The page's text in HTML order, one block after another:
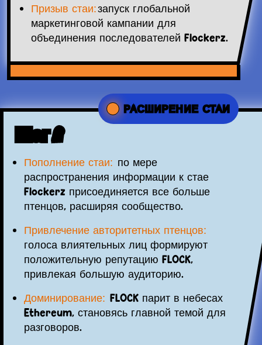
Призыв стаи:запуск глобальной
маркетинговой кампании для
объединения последователей Flockerz.
РАСШИРЕНИЕ СТАИ
Шаг 2
Пополнение стаи: по мере
распространения информации к стае
Flockerz присоединяется все больше
птенцов, расширяя сообщество.
Привлечение авторитетных птенцов:
голоса влиятельных лиц формируют
положительную репутацию FLOCK,
привлекая большую аудиторию.
Доминирование: FLOCK парит в небесах
Ethereum, становясь главной темой для
разговоров.